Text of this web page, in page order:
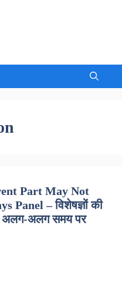
Part May Not
Panel – विशेषज्ञों की
अलग-अलग समय पर